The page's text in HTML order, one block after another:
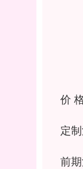
价
定
前